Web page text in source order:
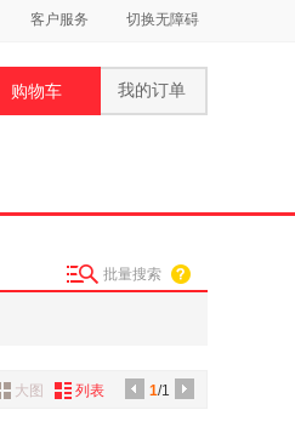
客户服务 切换无障碍
购物车 我的订单
批量搜索
1/1
大图 列表